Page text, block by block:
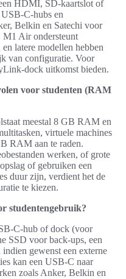
HDMI, SD-kaartslot of
C-hubs en
Belkin en Satechi voor
Air ondersteunt
latere modellen hebben
van configuratie. Voor
dock uitkomst bieden.
voor studenten (RAM
meestal 8 GB RAM en
virtuele machines
RAM aan te raden.
werken, of grote
of gebruiken een
duur zijn, verdient het de
te kiezen.
studentengebruik?
C-hub of dock (voor
SSD voor back-ups, een
gewenst een externe
kan een USB-C naar
zoals Anker, Belkin en